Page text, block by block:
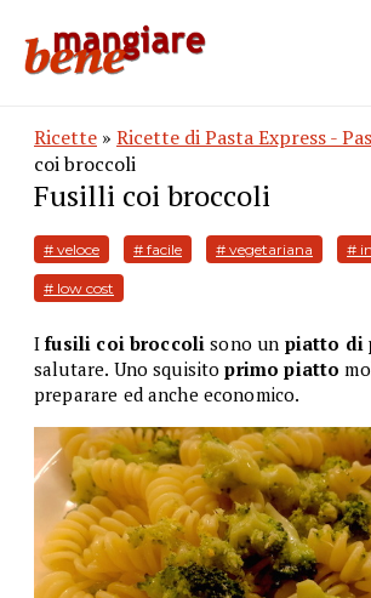
Ricette » Ricette di Pasta Express -
coi broccoli
Fusilli coi broccoli
# veloce # facile # vegetariana #
# low cost
Ifusili coi broccolisono un piatto di
salutare. Uno squisitoprimo piatto
preparare ed anche economico.